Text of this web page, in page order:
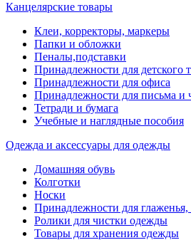
Канцелярские товары
Клеи, корректоры, маркеры
Папки и обложки
Пеналы,подставки
Принадлежности для детского
Принадлежности для офиса
Принадлежности для письма и
Тетради и бумага
Учебные и наглядные пособия
Одежда и аксессуары для одежды
Домашняя обувь
Колготки
Носки
Принадлежности для
Ролики для чистки одежды
Товары для хранения одежды